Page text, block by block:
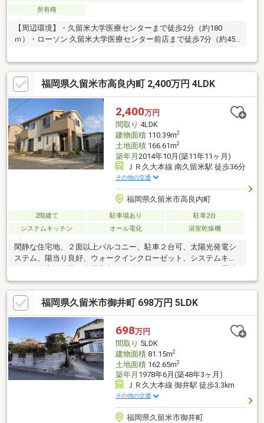
所有権
【周辺環境】・久留米大学医療センターまで徒歩2分（約180
ｍ）・ローソン 久留米大学医療センター前店まで徒歩7分（約450
850ｍ）・ハローデイ 国分店まで徒歩12分（約900ｍ）・久留米国
分郵便局まで徒歩15分（約1100ｍ）
福岡県久留米市高良内町 2,400万円 4LDK
2,400万円
間取り 4LDK
建物面積110.39m2
土地面積166.61m2
築年月 2014年10月(築11年11ヶ月)
ＪＲ久大本線 南久留米駅 徒歩36分
その他の交通
福岡県久留米市高良内町
2階建て 駐車場あり
駐車2台
システムキッチン
オール電化 浴室乾燥機
閑静な住宅地、２面以上バルコニー、駐車２台可、太陽光発電シ
ステム、陽当り良好、ウォークインクローゼット、システムキッ
チン、浴室乾燥機、全居室収納、南側道路面す、ＬＤＫ１５畳以
上、角地、対面式キッチン、トイレ２ヶ所、２階建、温水洗浄便
座、南庭、床下収納、浴室に窓、ＴＶモニタ付インターホン、緑
豊かな住宅地、通風良好、南西向き、パントリー（食器・食品の
収納庫）、ＩＨクッキングヒーター、リビング階段、食器洗乾燥
機、オール電化☆まずはお問い合わせください！ 株式会社リン
クス ０９２－４０８－２５５２
福岡県久留米市御井町 698万円 5LDK
698万円
間取り 5LDK
建物面積81.15m2
土地面積162.65m2
築年月 1978年6月(築48年3ヶ月)
ＪＲ久大本線 御井駅 徒歩3.3km
その他の交通
福岡県久留米市御井町